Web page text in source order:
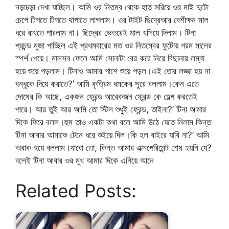
নড়াচড়া দেখা যাচ্ছিল। আমি ওর নিতম্ব থেকে হাত সরিয়ে ওর মাই দুটো
চেপে টিপতে টিপতে থাপাতে লাগলাম। ওর টাইট ছিদ্রেআর বেশীক্ষন মাল
ধরে রাখতে পারলাম না। ছিদ্রের ভেতরেই মাল খসিয়ে দিলাম। টিনা
প্রচন্ড মুজা পাচ্ছিল এই প্রথমবারের মত ওর নিতম্বের ফুটোয় গরম মালের
স্পর্শ পেয়ে। মালসব ফেলে আমি সোনাটা বের করে নিয়ে বিছানায় লম্বা
হয়ে শুয়ে পড়লাম। টিনাও আমার পাশে শুয়ে পড়ল।এই তোর লজ্জা হয় না
বন্ধুকে দিয়ে করাতে?’ আমি কৃত্রিম ধমকের সুরে বললাম।কেন এতে
দোষের কি আছে, একজন ফ্রেন্ড আরেকজন ফ্রেন্ড কে হেল্প করতেই
পারে। আর তুই আর আমি তো স্টিল শুধুই ফ্রেন্ড, তাইনা?’ টিনা আমার
দিকে ফিরে বলল।হুম তাও একটা কথা বলে আমি উঠে যেতে নিলাম কিন্ত
টিনা আবার আমাকে টেনে ধরে শুইয়ে দিল।কি হল বাইরে যাবি না?’ আমি
অবাক হয়ে বললাম।যাবো তো, কিন্ত আমার এক্সপেরিমেন্ট শেষ হয়নি যে?
বলেই টিনা আবার ওর মুখ আমার দিকে এগিয়ে আনে
Related Posts: